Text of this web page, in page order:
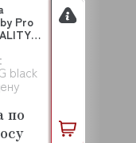
black
Pro
по